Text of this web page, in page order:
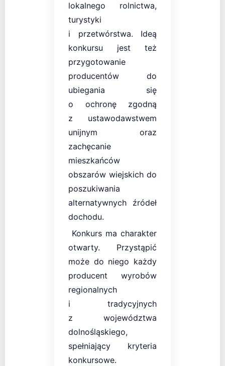
lokalnego rolnictwa,
turystyki
i przetwórstwa. Ideą
konkursu jest też
przygotowanie
producentów do
ubiegania się
o ochronę zgodną
z ustawodawstwem
unijnym oraz
zachęcanie
mieszkańców
obszarów wiejskich do
poszukiwania
alternatywnych źródeł
dochodu.
Konkurs ma charakter
otwarty. Przystąpić
może do niego każdy
producent wyrobów
regionalnych
i tradycyjnych
z województwa
dolnośląskiego,
spełniający kryteria
konkursowe.